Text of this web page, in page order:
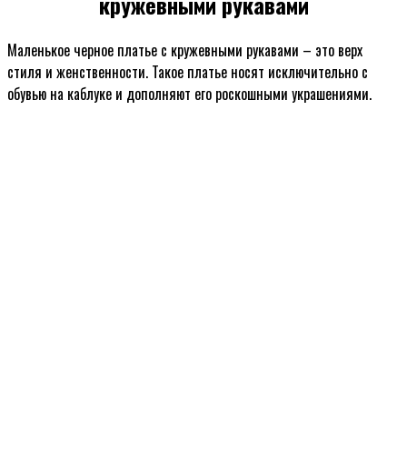
Маленькое черное платье с кружевными рукавами – это верх
стиля и женственности. Такое платье носят исключительно с
обувью на каблуке и дополняют его роскошными украшениями.